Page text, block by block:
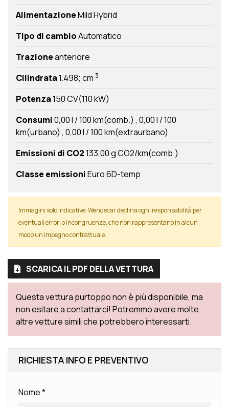
AlimentazioneMild Hybrid
Tipo di cambioAutomatico
Trazioneanteriore
Cilindrata1.498; cm 3
Potenza150 CV(110 kW)
Consumi0,00 l / 100 km(comb.) 0,00 l / 100
km(urbano) 0,00 l / 100 km(extraurbano)
Emissioni di CO2133,00 g CO2/km(comb.)
Classe emissioniEuro 6D-temp
Immagini solo indicative. Wendecar declina ogni responsabilità per
eventuali errori o incongruenze, che non rappresentano in alcun
modo un impegno contrattuale.
SCARICA IL PDF DELLA VETTURA
Questa vettura purtoppo non è più disponibile, ma
non esitare a contattarci! Potremmo avere molte
altre vetture simili che potrebbero interessarti.
RICHIESTA INFO E PREVENTIVO
Nome*